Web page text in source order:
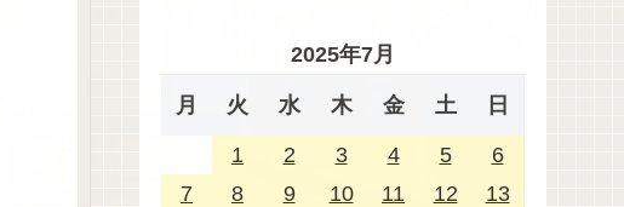
2025年7月
月 火 水 木 金 土 日
1 2 3 4 5
6
7
8 9 10 11 12
13